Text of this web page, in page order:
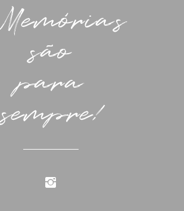
Memórias
são
para
sempre!